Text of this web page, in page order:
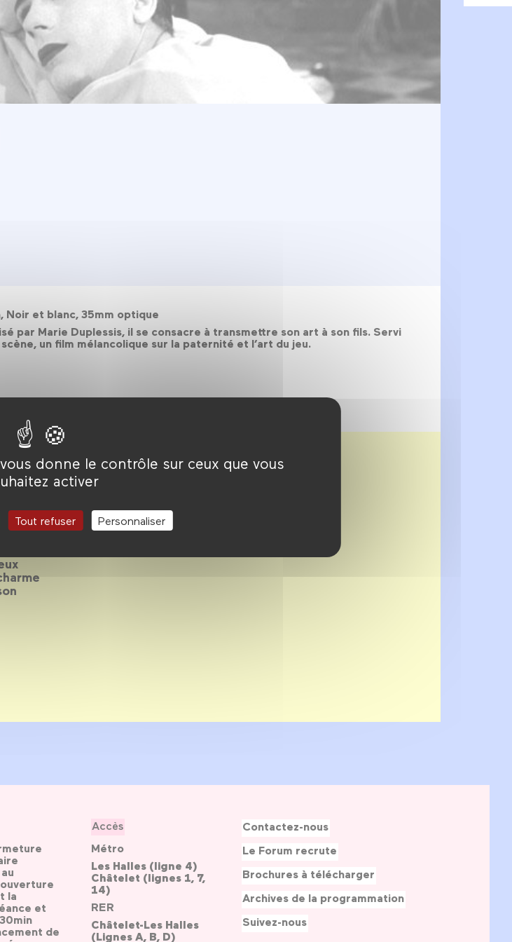
donne le contrôle sur ceux que vous
activer
Tout refuser Personnaliser
Noir et blanc, 35mm optique
par Marie Duplessis, il se consacre à transmettre son art à son fils. Servi
un film mélancolique sur la paternité et l’art du jeu.
la
et
de
Accès
Métro
Les Halles (ligne 4)
Châtelet (lignes 1, 7,
14)
RER
Châtelet-Les Halles
(Lignes A, B, D)
Contactez-nous
Le Forum recrute
Brochures à télécharger
Archives de la programmation
Suivez-nous